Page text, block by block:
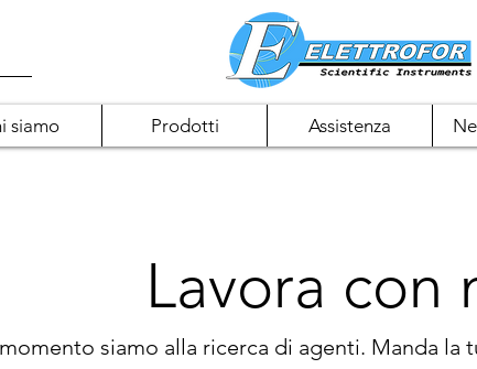
siamo Prodotti Assistenza
Lavora con
siamo alla ricerca di agenti. Manda la